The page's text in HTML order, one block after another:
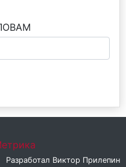
Разработал Виктор Прилепин